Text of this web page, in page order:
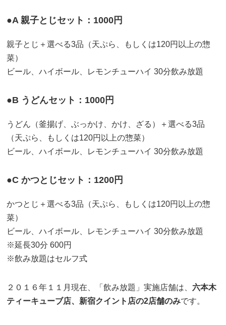
●A 親子とじセット：1000円
親子とじ＋選べる3品（天ぷら、もしくは120円以上の惣
菜）
ビール、ハイボール、レモンチューハイ 30分飲み放題
●B うどんセット：1000円
うどん（釜揚げ、ぶっかけ、かけ、ざる）＋選べる3品
（天ぷら、もしくは120円以上の惣菜）
ビール、ハイボール、レモンチューハイ 30分飲み放題
●C かつとじセット：1200円
かつとじ＋選べる3品（天ぷら、もしくは120円以上の惣
菜）
ビール、ハイボール、レモンチューハイ 30分飲み放題
※延長30分 600円
※飲み放題はセルフ式
２０１６年１１月現在、「飲み放題」実施店舗は、六本木
ティーキューブ店、新宿クイント店の2店舗のみです。